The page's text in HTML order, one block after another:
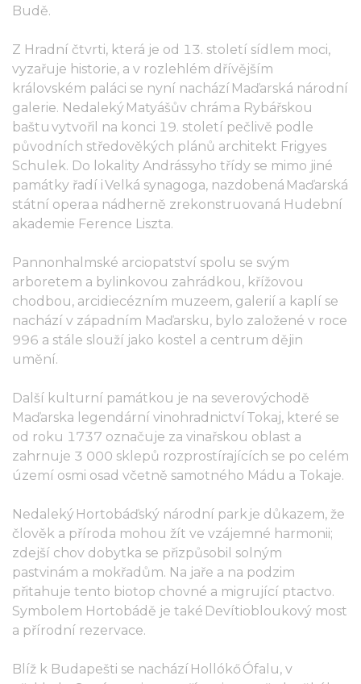
Budě.
Z Hradní čtvrti, která je od 13. století sídlem moci,
vyzařuje historie, a v rozlehlém dřívějším
královském paláci se nyní nachází Maďarská národní
galerie. Nedaleký Matyášův chrám a Rybářskou
baštu vytvořil na konci 19. století pečlivě podle
původních středověkých plánů architekt Frigyes
Schulek. Do lokality Andrássyho třídy se mimo jiné
památky řadí i Velká synagoga, nazdobená Maďarská
státní opera a nádherně zrekonstruovaná Hudební
akademie Ference Liszta.
Pannonhalmské arciopatství spolu se svým
arboretem a bylinkovou zahrádkou, křížovou
chodbou, arcidiecézním muzeem, galerií a kaplí se
nachází v západním Maďarsku, bylo založené v roce
996 a stále slouží jako kostel a centrum dějin
umění.
Další kulturní památkou je na severovýchodě
Maďarska legendární vinohradnictví Tokaj, které se
od roku 1737 označuje za vinařskou oblast a
zahrnuje 3 000 sklepů rozprostírajících se po celém
území osmi osad včetně samotného Mádu a Tokaje.
Nedaleký Hortobáďský národní park je důkazem, že
člověk a příroda mohou žít ve vzájemné harmonii;
zdejší chov dobytka se přizpůsobil solným
pastvinám a mokřadům. Na jaře a na podzim
přitahuje tento biotop chovné a migrující ptactvo.
Symbolem Hortobádě je také Devítiobloukový most
a přírodní rezervace.
Blíž k Budapešti se nachází Hollókő Ófalu, v